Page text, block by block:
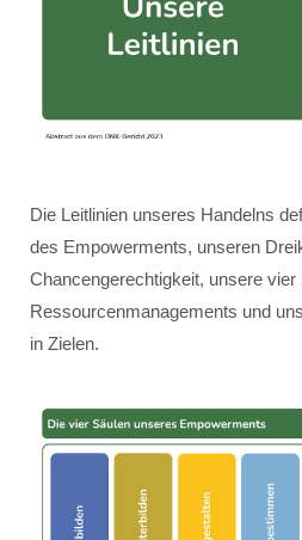
Die Leitlinien unseres Handelns
des Empowerments, unseren
Chancengerechtigkeit, unsere vier
Ressourcenmanagements und
in Zielen.